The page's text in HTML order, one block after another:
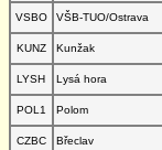
VSBO
VŠB-TUO/Ostrava
KUNZ
Kunžak
LYSH
Lysá hora
POL1
Polom
CZBC
Břeclav